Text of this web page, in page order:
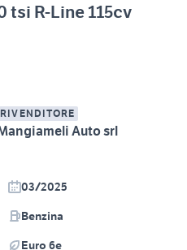
tsi R-Line 115cv
RIVENDITORE
Auto srl
03/2025
Benzina
Euro 6e